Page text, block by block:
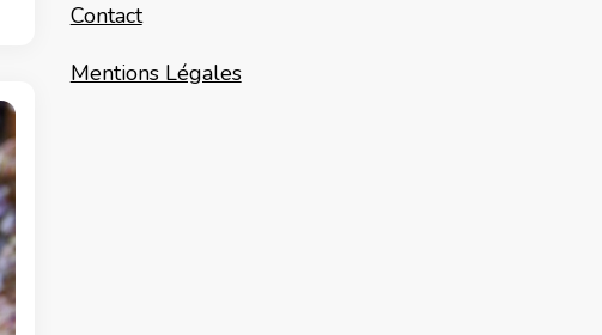
Contact
Mentions Légales